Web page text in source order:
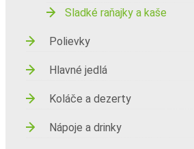
Sladké raňajky a kaše
Polievky
Hlavné jedlá
Koláče a dezerty
Nápoje a drinky